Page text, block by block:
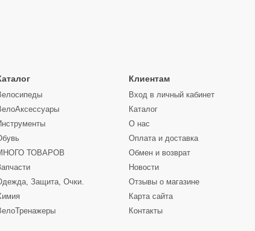
ТОВАРОВ
Защита, Очки.
Клиентам
Вход в личный кабинет
Каталог
О нас
Оплата и доставка
Обмен и возврат
Новости
Отзывы о магазине
Карта сайта
Контакты